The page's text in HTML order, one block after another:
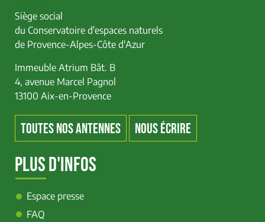
Siège social
du Conservatoire d'espaces naturels
de Provence-Alpes-Côte d'Azur
Immeuble Atrium Bât. B
4, avenue Marcel Pagnol
13100 Aix-en-Provence
TOUTES NOS ANTENNES NOUS ÉCRIRE
PLUS D'INFOS
Espace presse
FAQ